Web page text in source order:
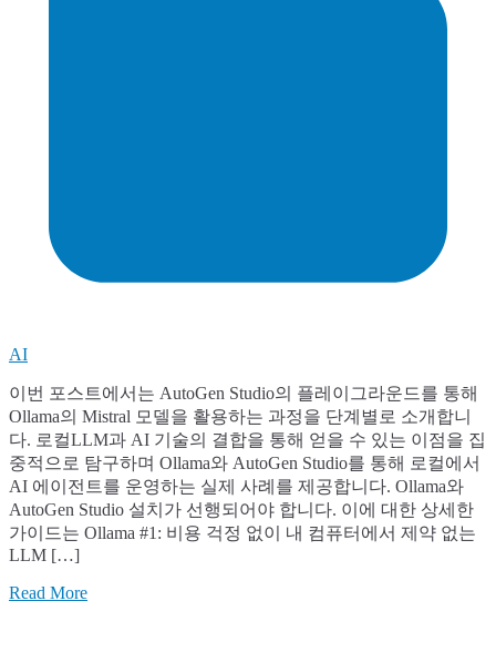
AI
이번 포스트에서는 AutoGen Studio의 플레이그라운드를 통해
Ollama의 Mistral 모델을 활용하는 과정을 단계별로 소개합니
다. 로컬LLM과 AI 기술의 결합을 통해 얻을 수 있는 이점을 집
중적으로 탐구하며 Ollama와 AutoGen Studio를 통해 로컬에서
AI 에이전트를 운영하는 실제 사례를 제공합니다. Ollama와
AutoGen Studio 설치가 선행되어야 합니다. 이에 대한 상세한
가이드는 Ollama #1: 비용 걱정 없이 내 컴퓨터에서 제약 없는
LLM […]
Read More